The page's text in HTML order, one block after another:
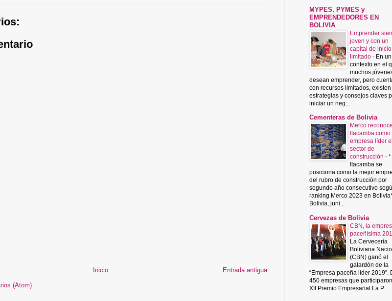
Entrada antigua
Inicio
(Atom)
MYPES, PYMES y
EMPRENDEDORES EN
BOLIVIA
Emprender
joven y con un
capital de inicio
limitado - En un
contexto en el
muchos
desean emprender, pero
con recursos limitados, existen
estrategias y consejos claves
iniciar un neg...
Cementeras de Bolivia
Merco
Itacamba como
empresa líder
sector de
construcción - *
Itacamba se
posiciona como la mejor
del rubro de construcción por
segundo año consecutivo
ranking Merco 2023 en
Bolivia, juni...
Cervezas de Bolivia
CBN, la
paceñísima
La Cervecería
Boliviana
(CBN) ganó el
galardón de la
“Empresa paceña líder 2019”.
450 empresas que
XII Premio Empresarial La P...